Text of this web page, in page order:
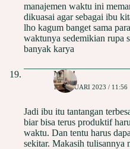
manajemen waktu ini
dikuasai agar sebagai ibu
lho kagum banget sama
waktunya sedemikian rupa
banyak karya
Ning!
18 JANUARI 2023 / 11:56
Jadi ibu itu tantangan
biar bisa terus produktif
waktu. Dan tentu harus
sekitar. Makasih tulisannya